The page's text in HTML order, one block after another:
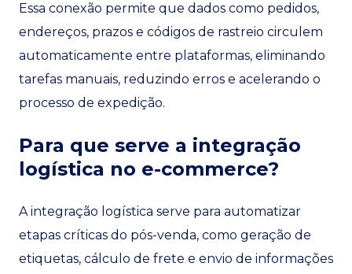
Essa conexão permite que dados como pedidos,
endereços, prazos e códigos de rastreio circulem
automaticamente entre plataformas, eliminando
tarefas manuais, reduzindo erros e acelerando o
processo de expedição.
Para que serve a integração
logística no e-commerce?
A integração logística serve para automatizar
etapas críticas do pós-venda, como geração de
etiquetas, cálculo de frete e envio de informações